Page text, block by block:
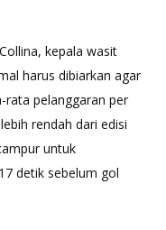
kepala wasit
harus dibiarkan agar
pelanggaran per
rendah dari edisi
untuk
detik sebelum gol